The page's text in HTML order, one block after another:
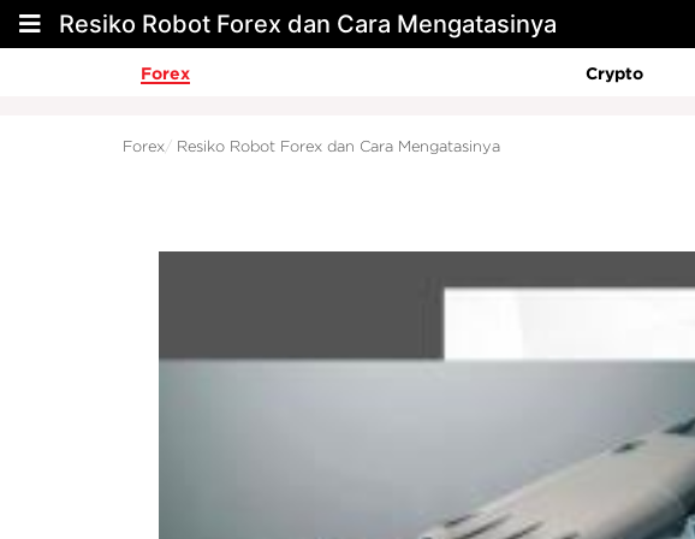
Resiko Robot Forex dan Cara Mengatasinya
Forex Crypto
Forex Resiko Robot Forex dan Cara Mengatasinya